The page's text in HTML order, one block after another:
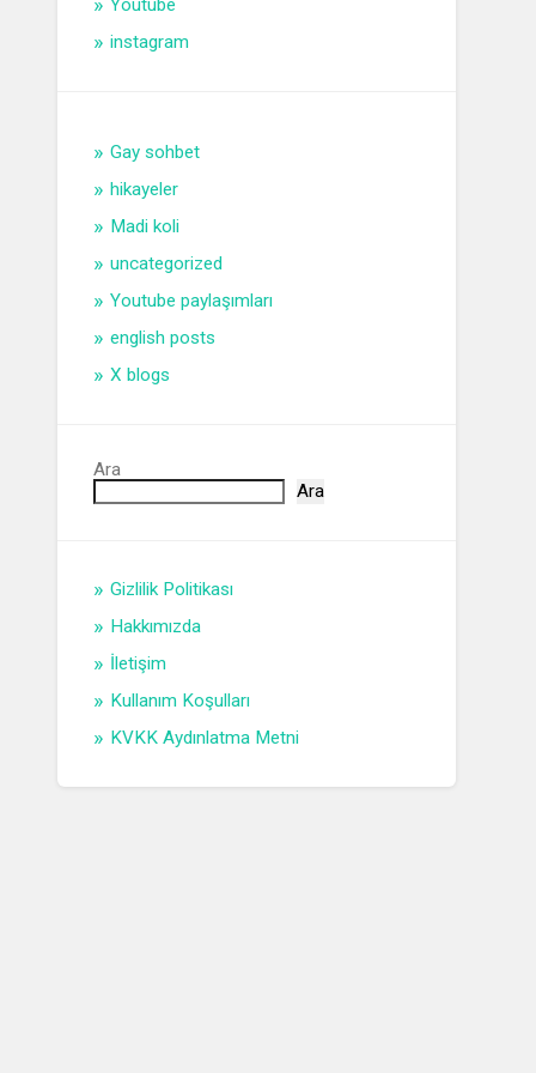
Youtube
instagram
Gay sohbet
hikayeler
Madi koli
uncategorized
Youtube paylaşımları
english posts
X blogs
Ara
Ara
Gizlilik Politikası
Hakkımızda
İletişim
Kullanım Koşulları
KVKK Aydınlatma Metni